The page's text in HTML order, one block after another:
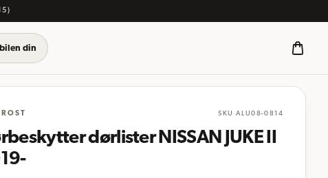
din
SKU ALU08-0814
dørlister NISSAN JUKE II